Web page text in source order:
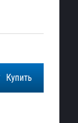
Купить